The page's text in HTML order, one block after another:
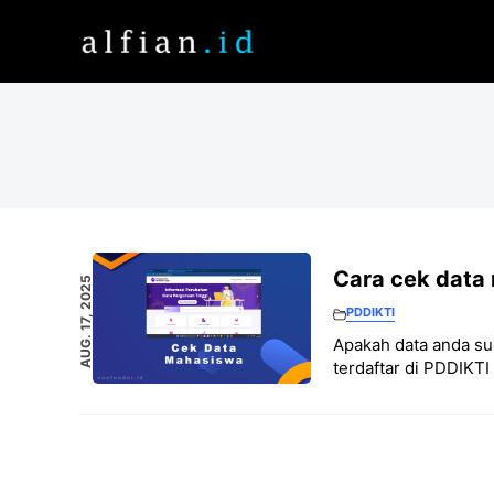
AUG. 17, 2025 Cara cek data
PDDIKTI
Apakah data anda
terdaftar di